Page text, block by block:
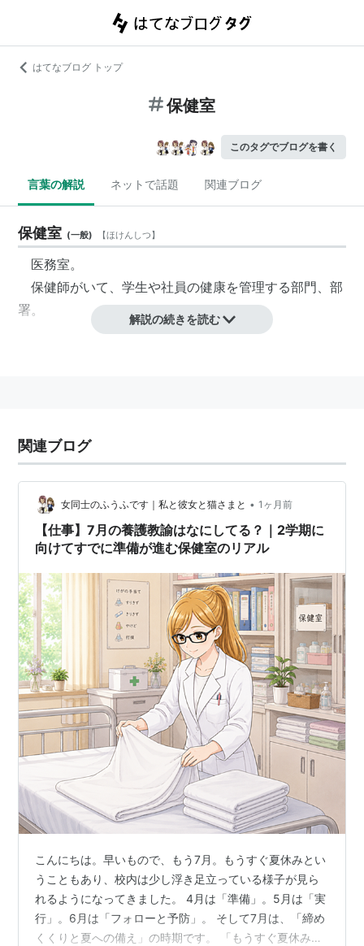
はてなブログ トップ
保健室
このタグでブログを書く
言葉の解説 ネットで話題 関連ブログ
保健室 (一般) 【ほけんしつ】
医務室。
保健師がいて、学生や社員の健康を管理する部門、部
署。
解説の続きを読む
関連ブログ
女同士のふうふです｜私と彼女と猫さまと • 1ヶ月前
【仕事】7月の養護教諭はなにしてる？｜2学期に
向けてすでに準備が進む保健室のリアル
こんにちは。早いもので、もう7月。もうすぐ夏休みとい
うこともあり、校内は少し浮き足立っている様子が見ら
れるようになってきました。 4月は「準備」。5月は「実
行」。6月は「フォローと予防」。 そして7月は、「締め
くくりと夏への備え」の時期です。 「もうすぐ夏休みだ